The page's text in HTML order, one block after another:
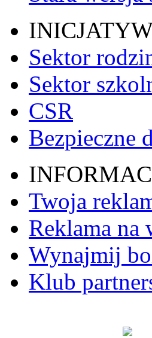
Sektor
Sektor
CSR
Bezpieczne
Twoja
Reklama na
Wynajmij
Klub